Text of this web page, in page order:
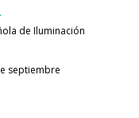
de Iluminación
septiembre